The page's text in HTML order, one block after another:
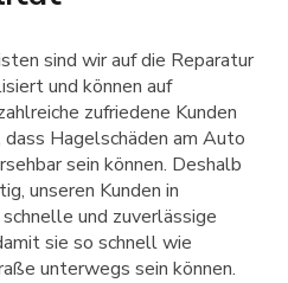
sind wir auf die Reparatur
und können auf
zufriedene Kunden
Hagelschäden am Auto
sein können. Deshalb
unseren Kunden in
und zuverlässige
sie so schnell wie
unterwegs sein können.